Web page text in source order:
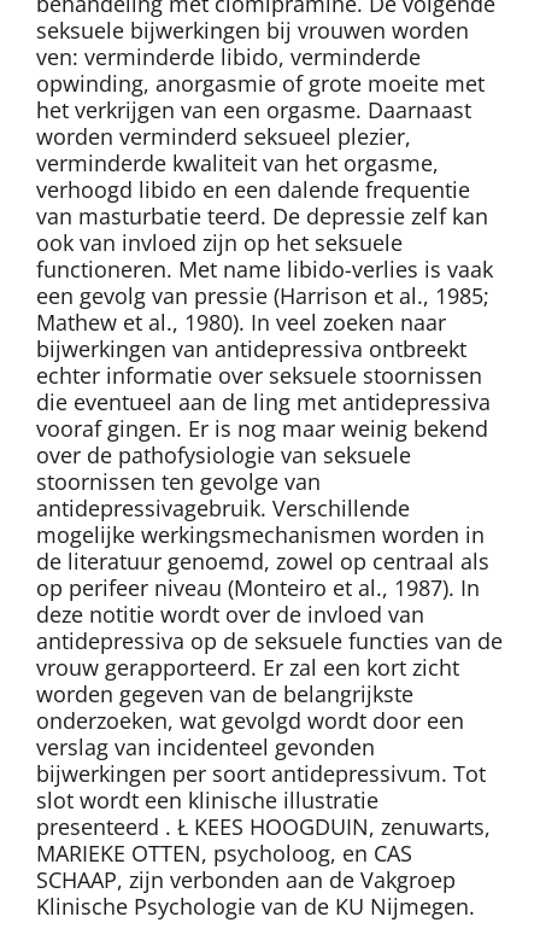
seksuele bijwerkingen bij vrouwen worden
ven: verminderde libido, verminderde
opwinding, anorgasmie of grote moeite met
het verkrijgen van een orgasme. Daarnaast
worden verminderd seksueel plezier,
verminderde kwaliteit van het orgasme,
verhoogd libido en een dalende frequentie
van masturbatie teerd. De depressie zelf kan
ook van invloed zijn op het seksuele
functioneren. Met name libido-verlies is vaak
een gevolg van pressie (Harrison et al., 1985;
Mathew et al., 1980). In veel zoeken naar
bijwerkingen van antidepressiva ontbreekt
echter informatie over seksuele stoornissen
die eventueel aan de ling met antidepressiva
vooraf gingen. Er is nog maar weinig bekend
over de pathofysiologie van seksuele
stoornissen ten gevolge van
antidepressivagebruik. Verschillende
mogelijke werkingsmechanismen worden in
de literatuur genoemd, zowel op centraal als
op perifeer niveau (Monteiro et al., 1987). In
deze notitie wordt over de invloed van
antidepressiva op de seksuele functies van de
vrouw gerapporteerd. Er zal een kort zicht
worden gegeven van de belangrijkste
onderzoeken, wat gevolgd wordt door een
verslag van incidenteel gevonden
bijwerkingen per soort antidepressivum. Tot
slot wordt een klinische illustratie
presenteerd . Ł KEES HOOGDUIN, zenuwarts,
MARIEKE OTTEN, psycholoog, en CAS
SCHAAP, zijn verbonden aan de Vakgroep
Klinische Psychologie van de KU Nijmegen.